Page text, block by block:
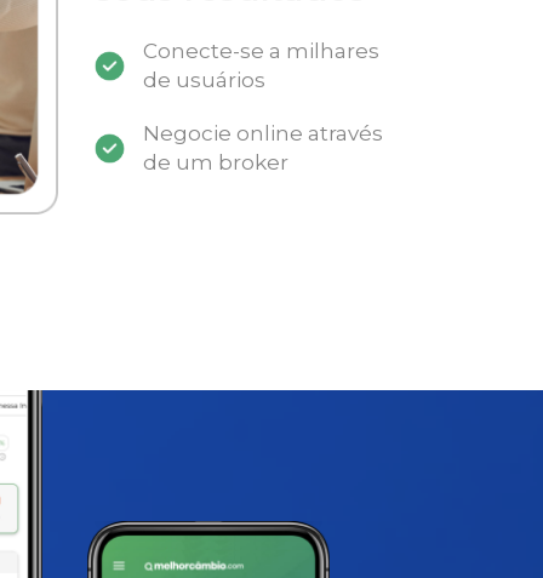
Conecte-se a milhares
de usuários
Negocie online através
de um broker